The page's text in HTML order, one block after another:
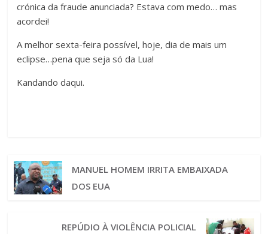
crónica da fraude anunciada? Estava com medo… mas
acordei!
A melhor sexta-feira possível, hoje, dia de mais um
eclipse…pena que seja só da Lua!
Kandando daqui.
MANUEL HOMEM IRRITA EMBAIXADA
DOS EUA
REPÚDIO À VIOLÊNCIA POLICIAL